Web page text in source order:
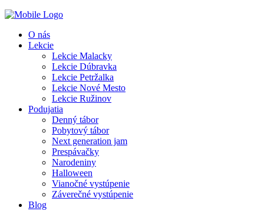
O nás
Lekcie
Lekcie Malacky
Lekcie Dúbravka
Lekcie Petržalka
Lekcie Nové Mesto
Lekcie Ružinov
Podujatia
Denný tábor
Pobytový tábor
Next generation jam
Prespávačky
Narodeniny
Halloween
Vianočné vystúpenie
Záverečné vystúpenie
Blog